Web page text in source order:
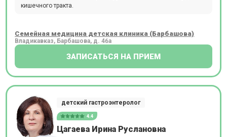
кишечного тракта.
Семейная медицина детская клиника (Барбашова)
Владикавказ, Барбашова, д. 46а
ЗАПИСАТЬСЯ НА ПРИЕМ
детский гастроэнтеролог
4.4
Цагаева Ирина Руслановна